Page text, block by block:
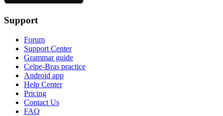
Support
Forum
Support Center
Grammar guide
Celpe-Bras practice
Android app
Help Center
Pricing
Contact Us
FAQ